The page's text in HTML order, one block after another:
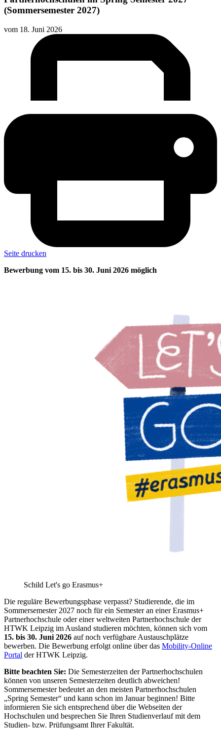
(Sommersemester 2027)
vom 18. Juni 2026
Seite drucken
Bewerbung vom 15. bis 30. Juni 2026 möglich
Schild Let's go Erasmus+
Die reguläre Bewerbungsphase verpasst? Studierende, die im
Sommersemester 2027 noch für ein Semester an einer Erasmus+
Partnerhochschule oder einer weltweiten Partnerhochschule der
HTWK Leipzig im Ausland studieren möchten, können sich vom
15. bis 30. Juni 2026 auf noch verfügbare Austauschplätze
bewerben. Die Bewerbung erfolgt online über das Mobility-Online
Portal der HTWK Leipzig.
Bitte beachten Sie: Die Semesterzeiten der Partnerhochschulen
können von unseren Semesterzeiten deutlich abweichen!
Sommersemester bedeutet an den meisten Partnerhochschulen
„Spring Semester“ und kann schon im Januar beginnen! Bitte
informieren Sie sich entsprechend über die Webseiten der
Hochschulen und besprechen Sie Ihren Studienverlauf mit dem
Studien- bzw. Prüfungsamt Ihrer Fakultät.